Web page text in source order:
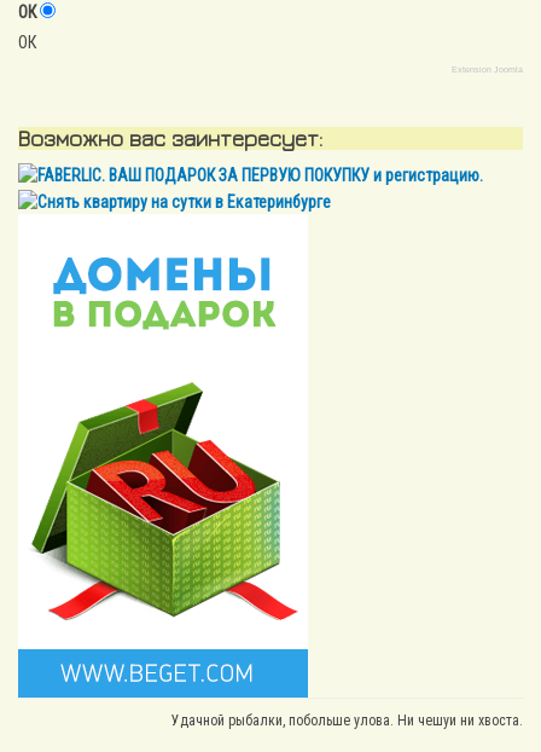
ОК
ОК
Extension Joomla
Возможно вас заинтересует:
Удачной рыбалки, побольше улова. Ни чешуи ни хвоста.